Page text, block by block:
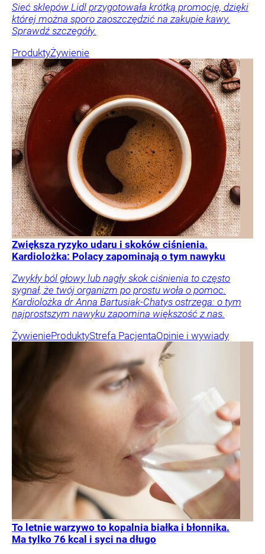
Sieć sklepów Lidl przygotowała krótką promocję, dzięki
której można sporo zaoszczędzić na zakupie kawy.
Sprawdź szczegóły.
ProduktyŻywienie
Zwiększa ryzyko udaru i skoków ciśnienia.
Kardiolożka: Polacy zapominają o tym nawyku
Zwykły ból głowy lub nagły skok ciśnienia to często
sygnał, że twój organizm po prostu woła o pomoc.
Kardiolożka dr Anna Bartusiak-Chatys ostrzega: o tym
najprostszym nawyku zapomina większość z nas.
ŻywienieProduktyStrefa PacjentaOpinie i wywiady
To letnie warzywo to kopalnia białka i błonnika.
Ma tylko 76 kcal i syci na długo